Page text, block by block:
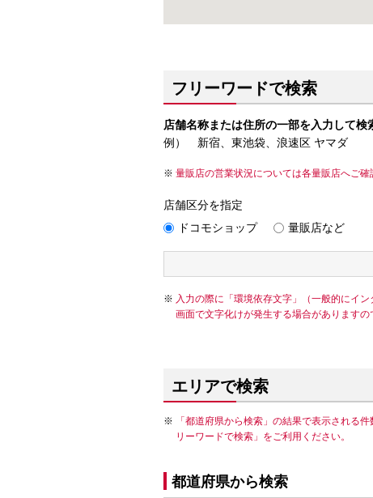
フリーワードで検索
店舗名称または住所の一部を入力して検
例） 新宿、東池袋、浪速区 ヤマダ
量販店の営業状況については各量販店へご確
店舗区分を指定
ドコモショップ
量販店など
入力の際に「環境依存文字」（一般的にイ
画面で文字化けが発生する場合がありますの
エリアで検索
「都道府県から検索」の結果で表示される
リーワードで検索」をご利用ください。
都道府県から検索